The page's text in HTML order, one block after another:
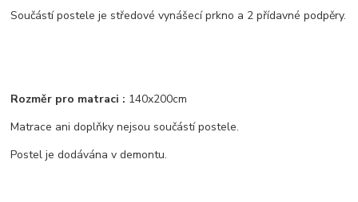
Součástí postele je středové vynášecí prkno a 2 přídavné podpěry.
Rozměr pro matraci : 140x200cm
Matrace ani doplňky nejsou součástí postele.
Postel je dodávána v demontu.